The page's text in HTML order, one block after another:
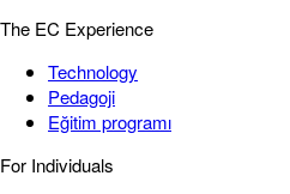
The EC Experience
Technology
Pedagoji
Eğitim programı
For Individuals